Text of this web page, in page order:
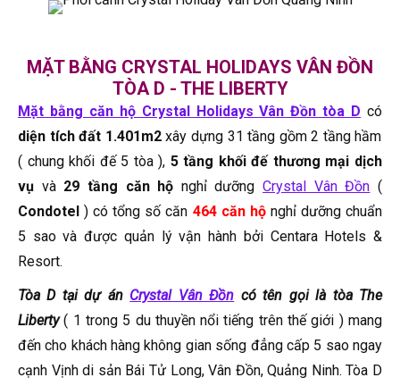
MẶT BẰNG CRYSTAL HOLIDAYS VÂN ĐỒN
TÒA D - THE LIBERTY
Mặt bằng căn hộ Crystal Holidays Vân Đồn tòa D có
diện tích đất 1.401m2xây dựng 31 tầng gồm 2 tầng hầm
( chung khối đế 5 tòa ), 5 tầng khối đế thương mại dịch
vụ và 29 tầng căn hộ nghỉ dưỡngCrystal Vân Đồn (
Condotel ) có tổng số căn 464 căn hộnghỉ dưỡng chuẩn
5 sao và được quản lý vận hành bởi Centara Hotels &
Resort.
Tòa D tại dự án Crystal Vân Đồn có tên gọi là tòa The
Liberty( 1 trong 5 du thuyền nổi tiếng trên thế giới ) mang
đến cho khách hàng không gian sống đẳng cấp 5 sao ngay
cạnh Vịnh di sản Bái Tử Long, Vân Đồn, Quảng Ninh. Tòa D